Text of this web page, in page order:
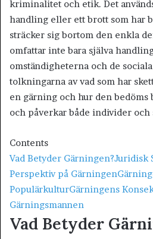
kriminalitet och etik. Det
handling eller ett brott som har
sträcker sig bortom den enkla
omfattar inte bara själva
omständigheterna och de
tolkningarna av vad som har
en gärning och hur den bedöms
och påverkar både individer och
Contents
Vad Betyder Gärningen?Juridisk
Perspektiv på Gärningen
PopulärkulturGärningens
Gärningsmannen
Vad Betyder